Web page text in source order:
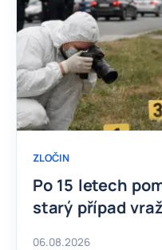
ZLOČIN
Po 15 letech
starý případ
06.08.2026